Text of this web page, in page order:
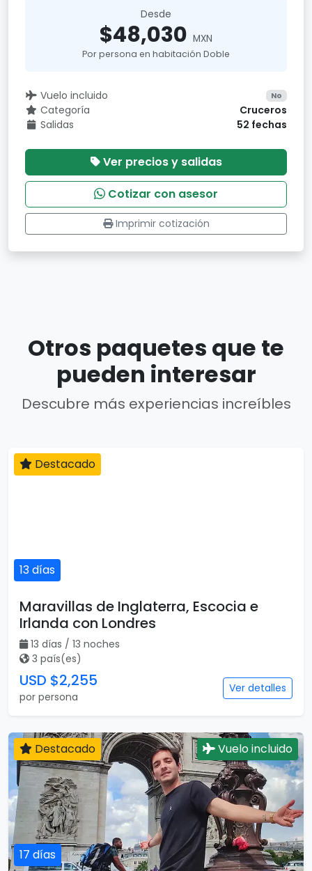
Desde
$48,030 MXN
Por persona en habitación Doble
Vuelo incluido No
Categoría
Cruceros
Salidas
52 fechas
Ver precios y salidas
Cotizar con asesor
Imprimir cotización
Otros paquetes que te
pueden interesar
Descubre más experiencias increíbles
13 días
Destacado
Maravillas de Inglaterra, Escocia e
Irlanda con Londres
13 días / 13 noches
3 país(es)
USD $2,255
por persona
Ver detalles
17 días
Destacado Vuelo incluido